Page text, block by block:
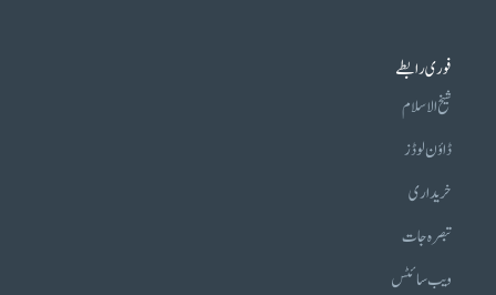
فوری رابطے
شیخ الاسلام
ڈاؤن لوڈز
خریداری
تبصرہ جات
ویب سائٹس